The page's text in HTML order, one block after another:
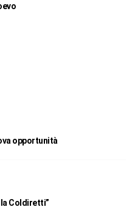
opportunità
Coldiretti”